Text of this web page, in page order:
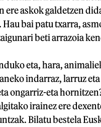
ere askok galdetzen
bai patu txarra,
beti arrazoia
eta, hara,
indarraz, larruz
ongarriz-eta
irainez ere
Bilatu bestela